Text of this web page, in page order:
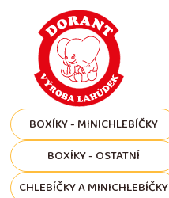
BOXÍKY - MINICHLEBÍČKY
BOXÍKY - OSTATNÍ
CHLEBÍČKY A MINICHLEBÍČKY